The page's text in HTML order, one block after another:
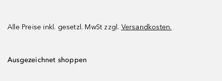
Alle Preise inkl. gesetzl. MwSt zzgl. Versandkosten.
Ausgezeichnet shoppen